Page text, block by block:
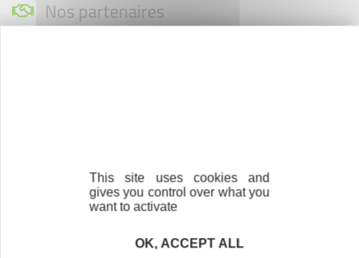
Nos partenaires
This site uses cookies and
gives you control over what you
want to activate
OK, ACCEPT ALL